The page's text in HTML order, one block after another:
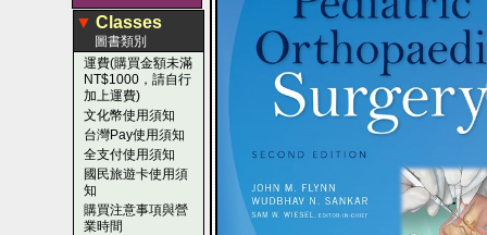
▼ Classes
圖書類別
運費(購買金額未滿
NT$1000，請自行
加上運費)
文化幣使用須知
台灣Pay使用須知
全支付使用須知
國民旅遊卡使用須
知
購買注意事項與營
業時間